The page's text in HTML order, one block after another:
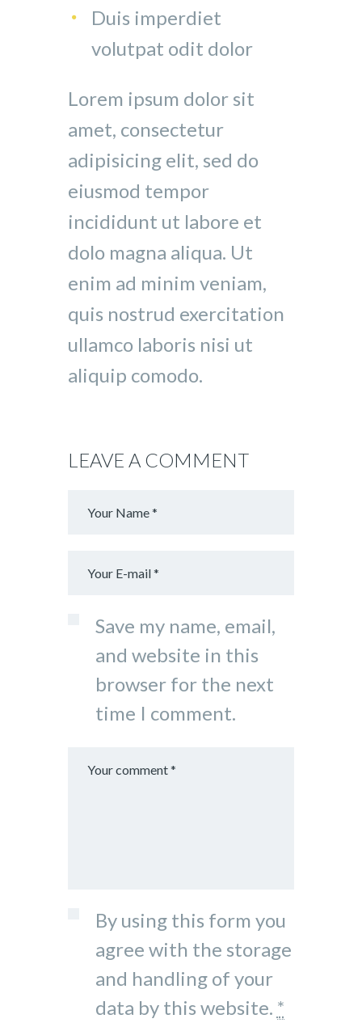
Duis imperdiet
volutpat odit dolor
Lorem ipsum dolor sit
amet, consectetur
adipisicing elit, sed do
eiusmod tempor
incididunt ut labore et
dolo magna aliqua. Ut
enim ad minim veniam,
quis nostrud exercitation
ullamco laboris nisi ut
aliquip comodo.
LEAVE A COMMENT
Save my name, email,
and website in this
browser for the next
time I comment.
By using this form you
agree with the storage
and handling of your
data by this website. *